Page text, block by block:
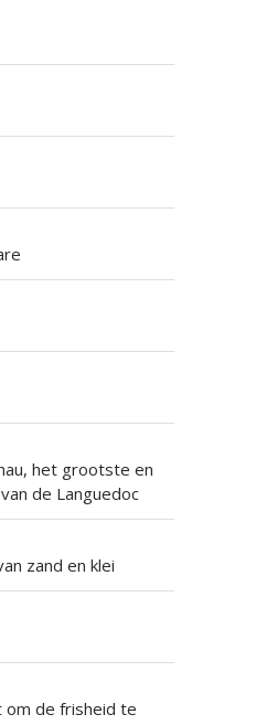
het grootste en
de Languedoc
zand en klei
om de frisheid te